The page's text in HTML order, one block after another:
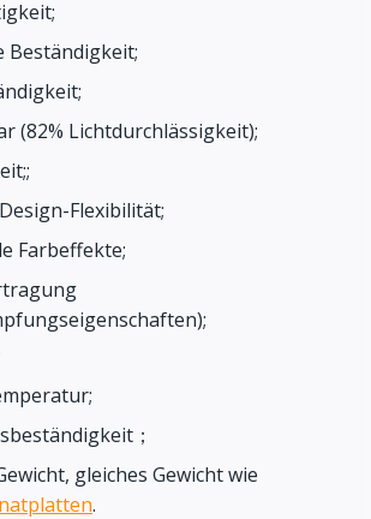
Beständigkeit;
(82% Lichtdurchlässigkeit);
Flexibilität;
Farbeffekte;
；
gleiches Gewicht wie
.